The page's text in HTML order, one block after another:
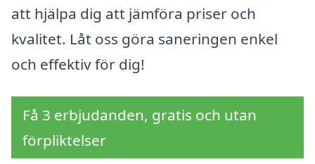
att hjälpa dig att jämföra priser och
kvalitet. Låt oss göra saneringen enkel
och effektiv för dig!
Få 3 erbjudanden, gratis och utan
förpliktelser